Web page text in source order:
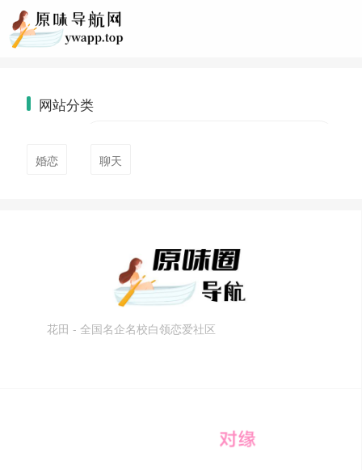
网站分类
婚恋 聊天
花田 - 全国名企名校白领恋爱社区